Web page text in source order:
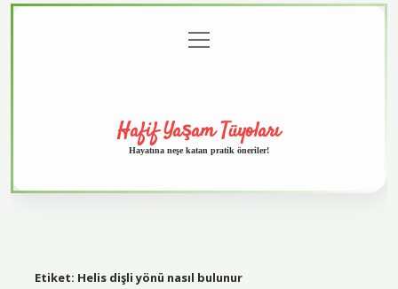
menüyü
aç
Hafif Yaşam Tüyoları
Hayatına neşe katan pratik öneriler!
Etiket: Helis dişli yönü nasıl bulunur